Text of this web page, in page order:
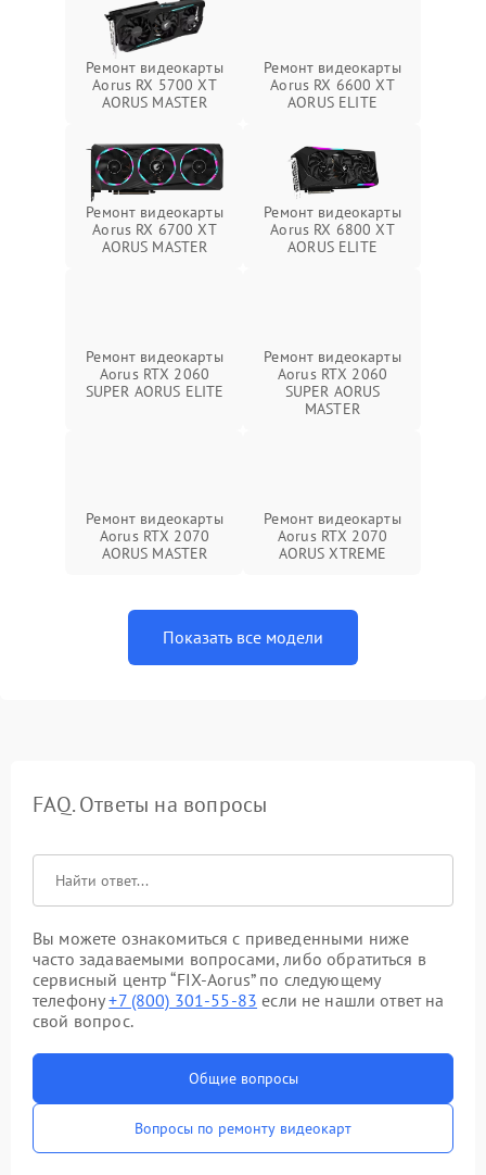
Ремонт видеокарты
Aorus RX 5700 XT
AORUS MASTER
Ремонт видеокарты
Aorus RX 6600 XT
AORUS ELITE
Ремонт видеокарты
Aorus RX 6700 XT
AORUS MASTER
Ремонт видеокарты
Aorus RX 6800 XT
AORUS ELITE
Ремонт видеокарты
Aorus RTX 2060
SUPER AORUS ELITE
Ремонт видеокарты
Aorus RTX 2060
SUPER AORUS
MASTER
Ремонт видеокарты
Aorus RTX 2070
AORUS MASTER
Ремонт видеокарты
Aorus RTX 2070
AORUS XTREME
Показать все модели
FAQ. Ответы на вопросы
Вы можете ознакомиться с приведенными ниже
часто задаваемыми вопросами, либо обратиться в
сервисный центр “FIX-Aorus” по следующему
телефону+7 (800) 301-55-83 если не нашли ответ на
свой вопрос.
Общие вопросы
Вопросы по ремонту видеокарт